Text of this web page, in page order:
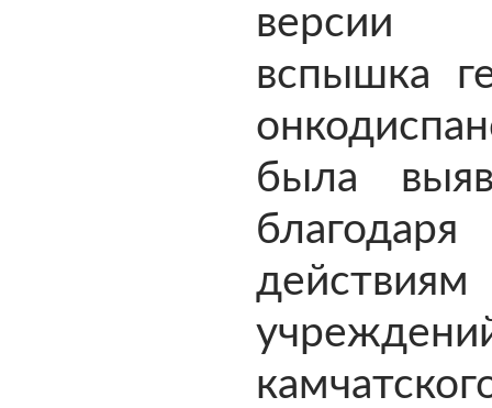
версии
вспышка
была
благодаря
действиям